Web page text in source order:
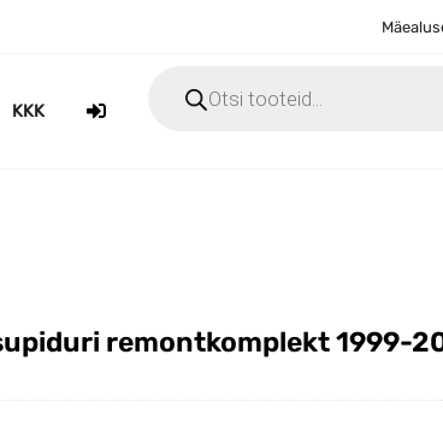
KKK
search
remontkomplekt 1999-